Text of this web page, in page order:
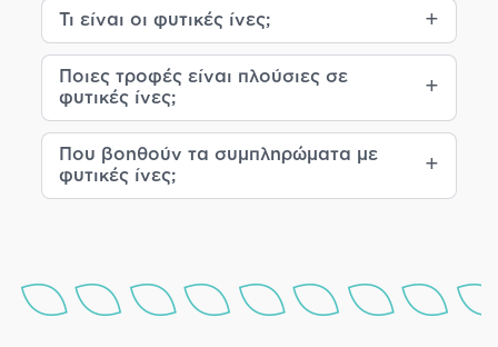
Τι είναι οι φυτικές ίνες;
Ποιες τροφές είναι πλούσιες σε
φυτικές ίνες;
Που βοηθούν τα συμπληρώματα με
φυτικές ίνες;